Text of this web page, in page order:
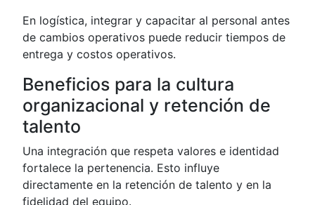
En logística, integrar y capacitar al personal antes
de cambios operativos puede reducir tiempos de
entrega y costos operativos.
Beneficios para la cultura
organizacional y retención de
talento
Una integración que respeta valores e identidad
fortalece la pertenencia. Esto influye
directamente en la retención de talento y en la
fidelidad del equipo.